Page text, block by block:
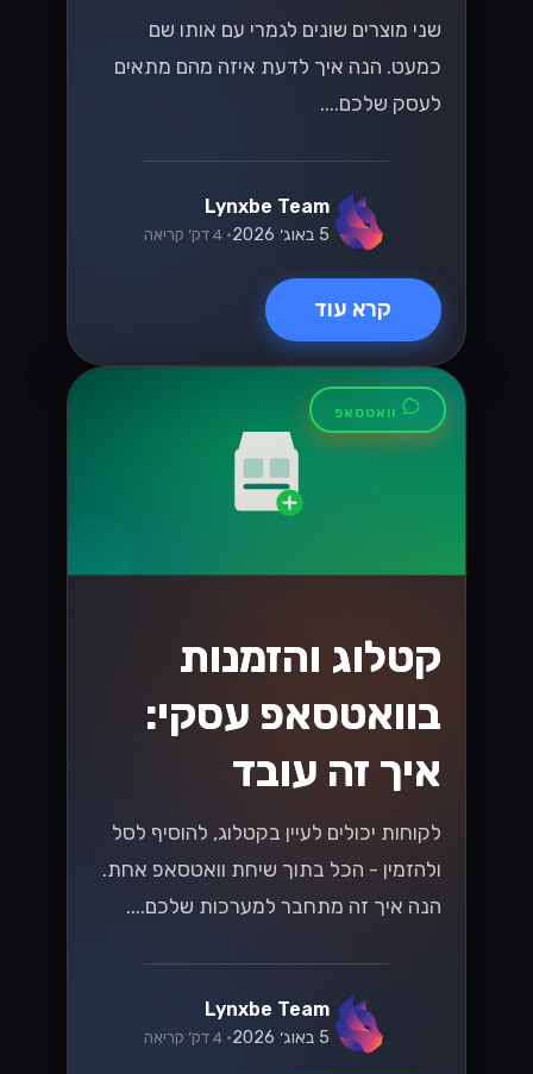
קרא עוד
טכנולוגיה
ניווט בחוקי המס
החדשים של ישראל
עבור מסחר
אלקטרוני בשנת
2026
האם אתה מוכן לשינויים בחוקי המס
הישראלים בשנת 2026 שמשפיעים על
המסחר האלקטרוני? גלה אסטרטגיות
בשוק הדיגיטלי....
קרא עוד